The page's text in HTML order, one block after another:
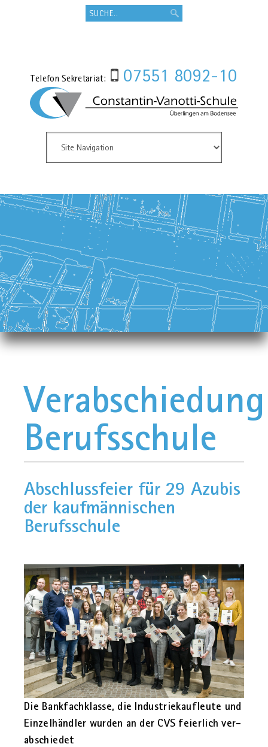
Telefon Sekretariat: 07551 8092-10
Verabschiedung
Berufsschule
Abschlussfeier für 29 Azubis
der kaufmännischen
Berufsschule
Die Bank­fach­klas­se, die In­dus­trie­kauf­leu­te und
Ein­zel­händ­ler wur­den an der CVS fei­er­lich ver­
ab­schie­det